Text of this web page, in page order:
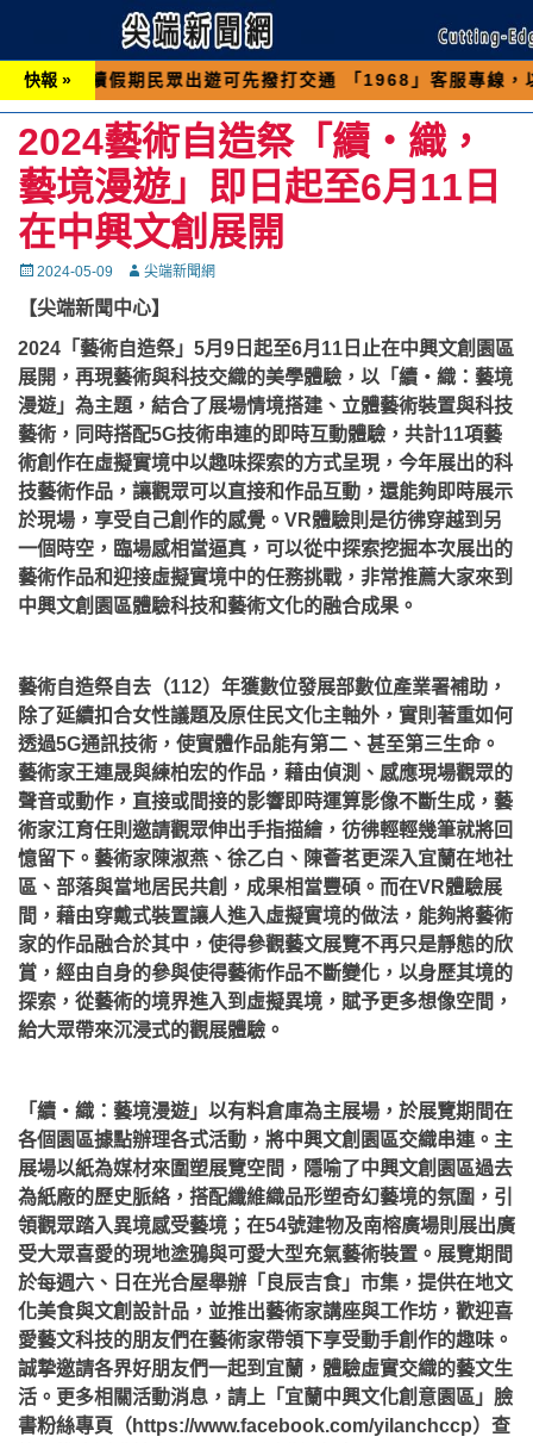
快報 »
民眾出遊可先撥打交通 「1968」客服專線，以避免遇
2024藝術自造祭「續‧織，
藝境漫遊」即日起至6月11日
在中興文創展開
Posted
2024-05-09 Autor尖端新聞網
【尖端新聞中心】
2024「藝術自造祭」5月9日起至6月11日止在中興文創園區
展開，再現藝術與科技交織的美學體驗，以「續‧織：藝境
漫遊」為主題，結合了展場情境搭建、立體藝術裝置與科技
藝術，同時搭配5G技術串連的即時互動體驗，共計11項藝
術創作在虛擬實境中以趣味探索的方式呈現，今年展出的科
技藝術作品，讓觀眾可以直接和作品互動，還能夠即時展示
於現場，享受自己創作的感覺。VR體驗則是彷彿穿越到另
一個時空，臨場感相當逼真，可以從中探索挖掘本次展出的
藝術作品和迎接虛擬實境中的任務挑戰，非常推薦大家來到
中興文創園區體驗科技和藝術文化的融合成果。
藝術自造祭自去（112）年獲數位發展部數位產業署補助，
除了延續扣合女性議題及原住民文化主軸外，實則著重如何
透過5G通訊技術，使實體作品能有第二、甚至第三生命。
藝術家王連晟與練柏宏的作品，藉由偵測、感應現場觀眾的
聲音或動作，直接或間接的影響即時運算影像不斷生成，藝
術家江育任則邀請觀眾伸出手指描繪，彷彿輕輕幾筆就將回
憶留下。藝術家陳淑燕、徐乙白、陳薈茗更深入宜蘭在地社
區、部落與當地居民共創，成果相當豐碩。而在VR體驗展
間，藉由穿戴式裝置讓人進入虛擬實境的做法，能夠將藝術
家的作品融合於其中，使得參觀藝文展覽不再只是靜態的欣
賞，經由自身的參與使得藝術作品不斷變化，以身歷其境的
探索，從藝術的境界進入到虛擬異境，賦予更多想像空間，
給大眾帶來沉浸式的觀展體驗。
「續‧織：藝境漫遊」以有料倉庫為主展場，於展覽期間在
各個園區據點辦理各式活動，將中興文創園區交織串連。主
展場以紙為媒材來圍塑展覽空間，隱喻了中興文創園區過去
為紙廠的歷史脈絡，搭配纖維織品形塑奇幻藝境的氛圍，引
領觀眾踏入異境感受藝境；在54號建物及南榕廣場則展出廣
受大眾喜愛的現地塗鴉與可愛大型充氣藝術裝置。展覽期間
於每週六、日在光合屋舉辦「良辰吉食」市集，提供在地文
化美食與文創設計品，並推出藝術家講座與工作坊，歡迎喜
愛藝文科技的朋友們在藝術家帶領下享受動手創作的趣味。
誠摯邀請各界好朋友們一起到宜蘭，體驗虛實交織的藝文生
活。更多相關活動消息，請上「宜蘭中興文化創意園區」臉
書粉絲專頁（https://www.facebook.com/yilanchccp）查